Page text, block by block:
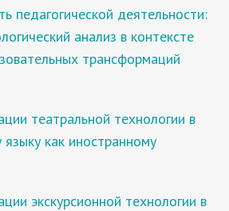
педагогической деятельности:
анализ в контексте
трансформаций
театральной технологии в
языку как иностранному
экскурсионной технологии в